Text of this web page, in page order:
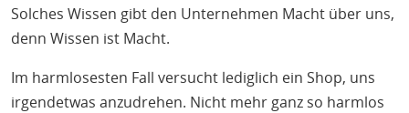
Solches Wissen gibt den Unternehmen Macht über uns,
denn Wissen ist Macht.
Im harmlosesten Fall versucht lediglich ein Shop, uns
irgendetwas anzudrehen. Nicht mehr ganz so harmlos